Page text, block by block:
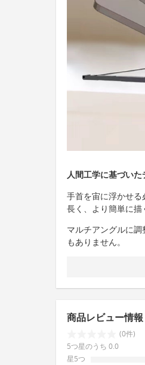
人間工学に基づい
手首を宙に浮かせ
長く、より簡単に描
マルチアングルに
もありません。
商品レビュー情報
(0件)
5つ星のうち 0.0
星5つ